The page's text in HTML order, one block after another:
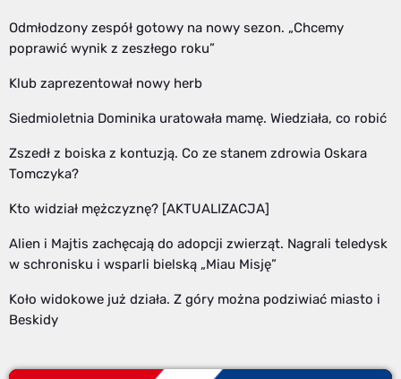
Odmłodzony zespół gotowy na nowy sezon. „Chcemy
poprawić wynik z zeszłego roku”
Klub zaprezentował nowy herb
Siedmioletnia Dominika uratowała mamę. Wiedziała, co robić
Zszedł z boiska z kontuzją. Co ze stanem zdrowia Oskara
Tomczyka?
Kto widział mężczyznę? [AKTUALIZACJA]
Alien i Majtis zachęcają do adopcji zwierząt. Nagrali teledysk
w schronisku i wsparli bielską „Miau Misję”
Koło widokowe już działa. Z góry można podziwiać miasto i
Beskidy